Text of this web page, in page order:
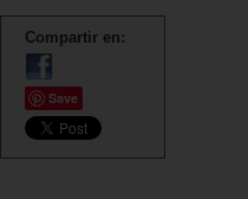
Compartir en:
Save